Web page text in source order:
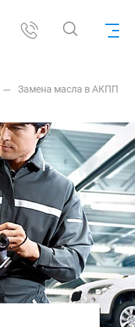
Замена масла в АКПП